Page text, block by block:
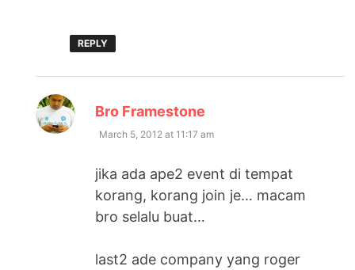
REPLY
Bro Framestone
March 5, 2012 at 11:17 am
jika ada ape2 event di tempat
korang, korang join je… macam
bro selalu buat…
last2 ade company yang roger